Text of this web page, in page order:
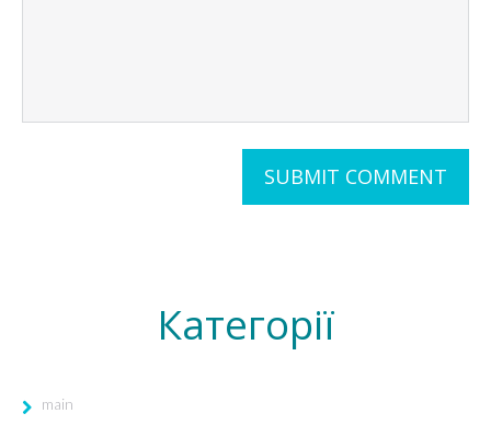
Категорії
main